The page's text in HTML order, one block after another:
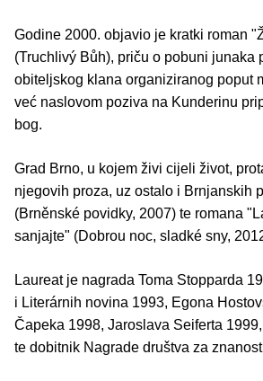
Godine 2000. objavio je kratki roman
(Truchlivý Bůh), priču o pobuni junaka
obiteljskog klana organiziranog poput
već naslovom poziva na Kunderinu
bog.
Grad Brno, u kojem živi cijeli život,
njegovih proza, uz ostalo i Brnjanskih
(Brněnské povidky, 2007) te romana
sanjajte" (Dobrou noc, sladké sny,
Laureat je nagrada Toma Stopparda
i Literárnih novina 1993, Egona
Čapeka 1998, Jaroslava Seiferta
te dobitnik Nagrade društva za